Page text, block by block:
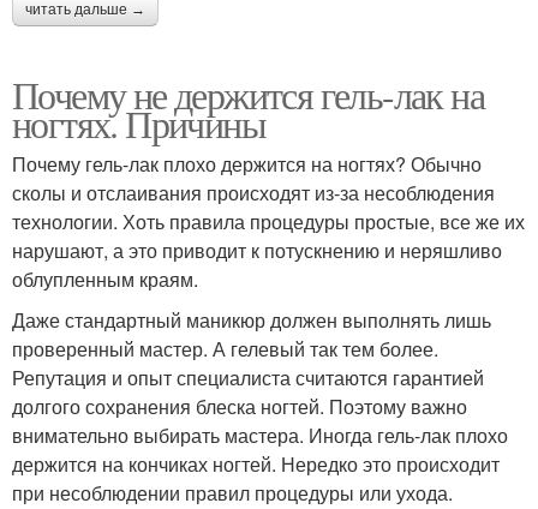
читать дальше →
Почему не держится гель-лак на
ногтях. Причины
Почему гель-лак плохо держится на ногтях? Обычно
сколы и отслаивания происходят из-за несоблюдения
технологии. Хоть правила процедуры простые, все же их
нарушают, а это приводит к потускнению и неряшливо
облупленным краям.
Даже стандартный маникюр должен выполнять лишь
проверенный мастер. А гелевый так тем более.
Репутация и опыт специалиста считаются гарантией
долгого сохранения блеска ногтей. Поэтому важно
внимательно выбирать мастера. Иногда гель-лак плохо
держится на кончиках ногтей. Нередко это происходит
при несоблюдении правил процедуры или ухода.